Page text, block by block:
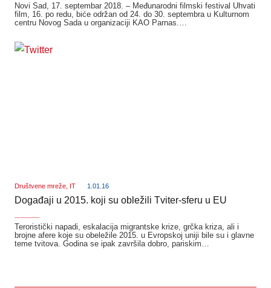
Novi Sad, 17. septembar 2018. – Međunarodni filmski festival Uhvati
film, 16. po redu, biće održan od 24. do 30. septembra u Kulturnom
centru Novog Sada u organizaciji KAO Parnas.…
Društvene mreže IT 1.01.16
Događaji u 2015. koji su obležili Tviter-sferu u EU
Teroristički napadi, eskalacija migrantske krize, grčka kriza, ali i
brojne afere koje su obeležile 2015. u Evropskoj uniji bile su i glavne
teme tvitova. Godina se ipak završila dobro, pariskim…